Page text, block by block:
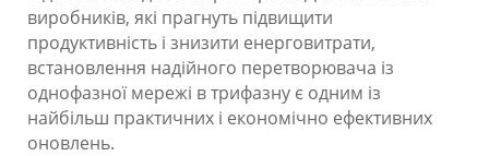
виробників, які прагнуть підвищити
продуктивність і знизити енерговитрати,
встановлення надійного перетворювача із
однофазної мережі в трифазну є одним із
найбільш практичних і економічно ефективних
оновлень.